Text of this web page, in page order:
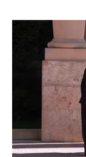
Crisis Migratoria